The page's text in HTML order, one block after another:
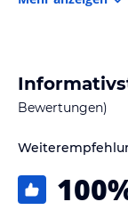
Bewertungen)
100